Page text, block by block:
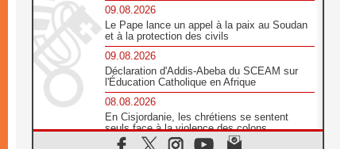
09.08.2026
Le Pape lance un appel à la paix au Soudan
et à la protection des civils
09.08.2026
Déclaration d'Addis-Abeba du SCEAM sur
l'Éducation Catholique en Afrique
08.08.2026
En Cisjordanie, les chrétiens se sentent
seuls face à la violence des colons